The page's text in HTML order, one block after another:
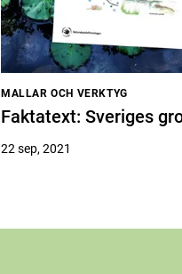
MALLAR OCH VERKTYG
Faktatext: Sveriges
22 sep, 2021